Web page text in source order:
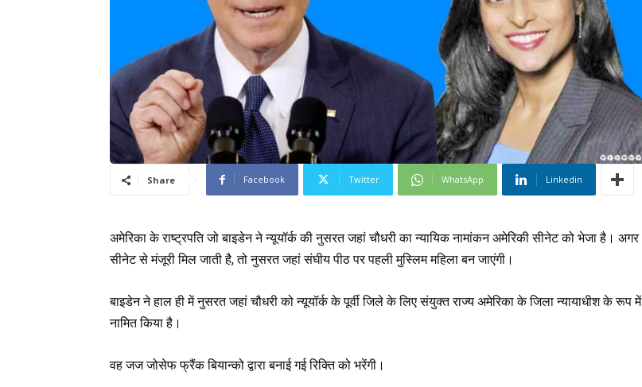
Share Facebook Twitter WhatsApp Linkedin
अमेरिका के राष्ट्रपति जो बाइडेन ने न्यूयॉर्क की नुसरत जहां चौधरी का न्यायिक नामांकन अमेरिकी सीनेट को भेजा है। अगर
सीनेट से मंजूरी मिल जाती है, तो नुसरत जहां संघीय पीठ पर पहली मुस्लिम महिला बन जाएंगी।
बाइडेन ने हाल ही में नुसरत जहां चौधरी को न्यूयॉर्क के पूर्वी जिले के लिए संयुक्त राज्य अमेरिका के जिला न्यायाधीश के रूप में
नामित किया है।
वह जज जोसेफ फ्रैंक बियान्को द्वारा बनाई गई रिक्ति को भरेंगी।